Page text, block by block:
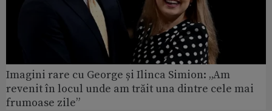
Imagini rare cu George și Ilinca Simion: „Am
revenit în locul unde am trăit una dintre cele mai
frumoase zile”